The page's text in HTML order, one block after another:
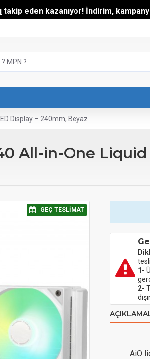
takip eden kazanıyor! İndirim,
Display – 240mm, Beyaz
All-in-One
⠀GEÇ TESLIMAT
1-
2-
AiO